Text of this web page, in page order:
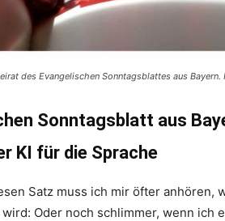
des Evangelischen Sonntagsblattes aus Bayern.
Sonntagsblatt aus
KI für die Sprache
Satz muss ich mir öfter anhören,
Oder noch schlimmer, wenn ich